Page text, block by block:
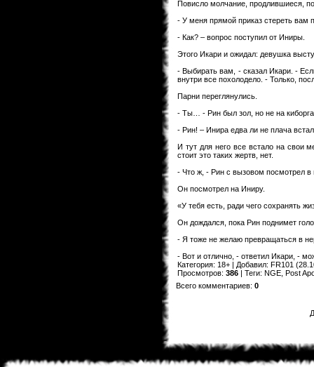
Повисло молчание, продлившиеся,
- У меня прямой приказ стереть вам
- Как? – вопрос поступил от Иниры.
Этого Икари и ожидал: девушка
- Выбирать вам, - сказал Икари. -
внутри все похолодело. - Только,
Парни переглянулись.
- Ты… - Рин был зол, но не на
- Рин! – Инира едва ли не плача
И тут для него все встало на свои
стоит это таких жертв, нет.
- Что ж, - Рин с вызовом посмотрел в
Он посмотрел на Иниру.
«У тебя есть, ради чего сохранять
Он дождался, пока Рин поднимет
- Я тоже не желаю превращаться в
- Вот и отлично, - ответил Икари, -
Категория: 18+ | Добавил: FR101
Просмотров: 386 | Теги: NGE Post
Всего комментариев: 0